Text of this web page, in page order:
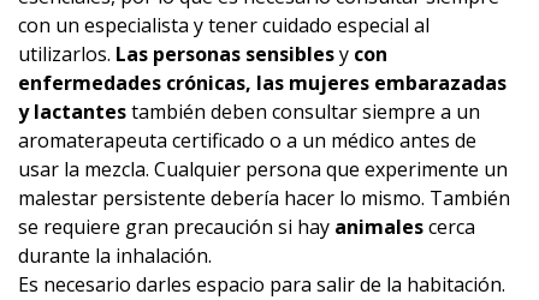
con un especialista y tener cuidado especial al
utilizarlos. Las personas sensiblesy con
enfermedades crónicas, las mujeres embarazadas
y lactantestambién deben consultar siempre a un
aromaterapeuta certificado o a un médico antes de
usar la mezcla. Cualquier persona que experimente un
malestar persistente debería hacer lo mismo. También
se requiere gran precaución si hay animalescerca
durante la inhalación.
Es necesario darles espacio para salir de la habitación.